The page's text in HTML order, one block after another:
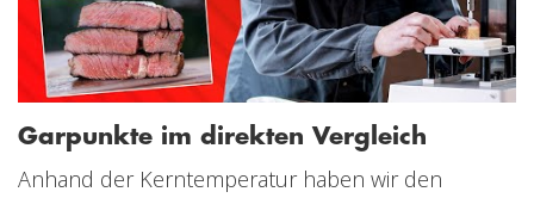
Garpunkte im direkten Vergleich
Anhand der Kerntemperatur haben wir den